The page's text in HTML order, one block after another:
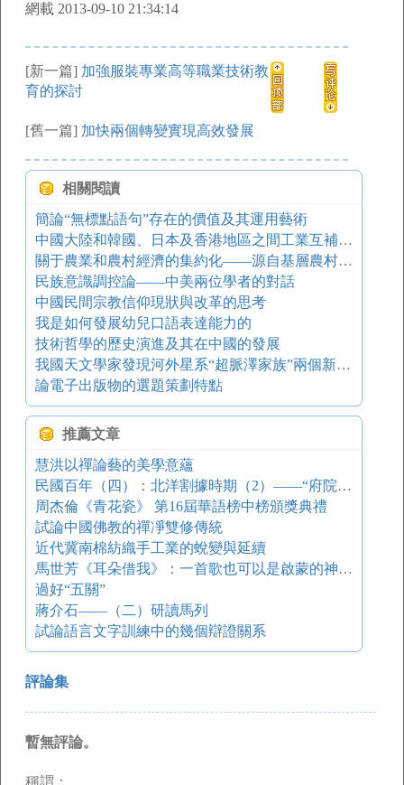
網載 2013-09-10 21:34:14
[新一篇] 加強服裝專業高等職業技術教
育的探討
[舊一篇] 加快兩個轉變實現高效發展
相關閱讀
簡論“無標點語句”存在的價值及其運用藝術
中國大陸和韓國、日本及香港地區之間工業互補與合作
關于農業和農村經濟的集約化——源自基層農村的實踐探索
民族意識調控論——中美兩位學者的對話
中國民間宗教信仰現狀與改革的思考
我是如何發展幼兒口語表達能力的
技術哲學的歷史演進及其在中國的發展
我國天文學家發現河外星系“超脈澤家族”兩個新成員
論電子出版物的選題策劃特點
推薦文章
慧洪以禪論藝的美學意蘊
民國百年（四）：北洋割據時期（2）——“府院之爭”與“張勛復辟”
周杰倫《青花瓷》 第16屆華語榜中榜頒獎典禮
試論中國佛教的禪凈雙修傳統
近代冀南棉紡織手工業的蛻變與延續
馬世芳《耳朵借我》：一首歌也可以是啟蒙的神諭 一日一書
過好“五關”
蔣介石——（二）研讀馬列
試論語言文字訓練中的幾個辯證關系
評論集
暫無評論。
稱謂：